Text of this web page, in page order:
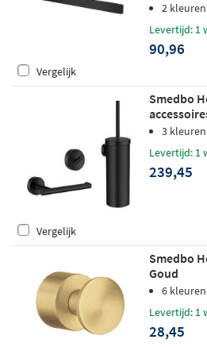
2 kleuren
Levertijd: 1
90,96
Vergelijk
Smedbo
3 kleuren
Levertijd: 1
239,45
Vergelijk
Smedbo
Goud
6 kleuren
Levertijd: 1
28,45